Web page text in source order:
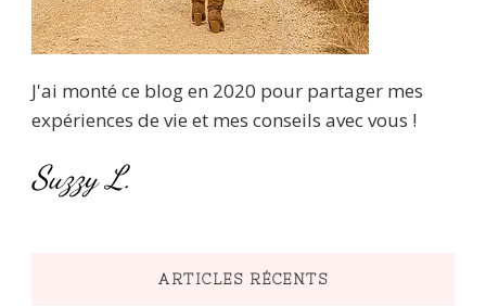
J'ai monté ce blog en 2020 pour partager mes
expériences de vie et mes conseils avec vous !
Suzzy L.
ARTICLES RÉCENTS